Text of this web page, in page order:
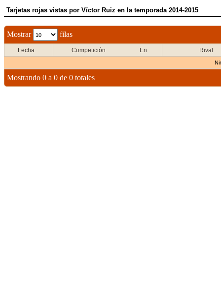
Tarjetas rojas vistas por Víctor Ruiz en la temporada 2014-2015
Mostrar filas
Fecha Competición En Rival
Mostrando 0 a 0 de 0 totales